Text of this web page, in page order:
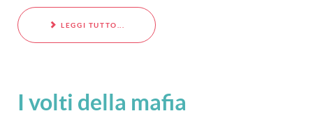
LEGGI TUTTO...
I volti della mafia